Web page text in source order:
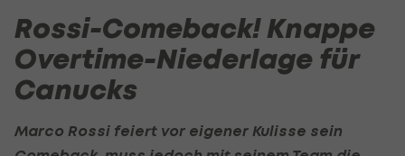
Rossi-Comeback! Knappe
Overtime-Niederlage für
Canucks
Marco Rossi feiert vor eigener Kulisse sein